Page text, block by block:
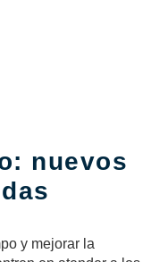
nuevos
y mejorar la